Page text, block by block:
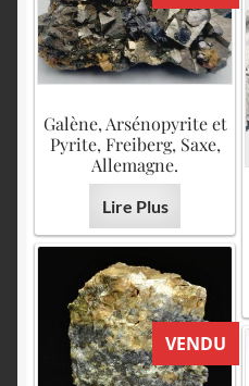
Galène, Arsénopyrite et
Pyrite, Freiberg, Saxe,
Allemagne.
Lire Plus
VENDU